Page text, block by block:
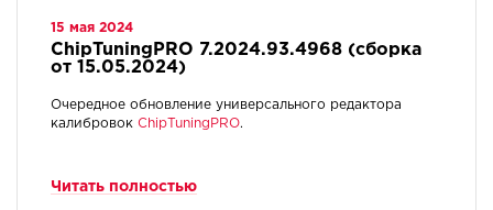
15 мая 2024
ChipTuningPRO 7.2024.93.4968 (сборка
от 15.05.2024)
Очередное обновление универсального редактора
калибровок ChipTuningPRO.
Читать полностью